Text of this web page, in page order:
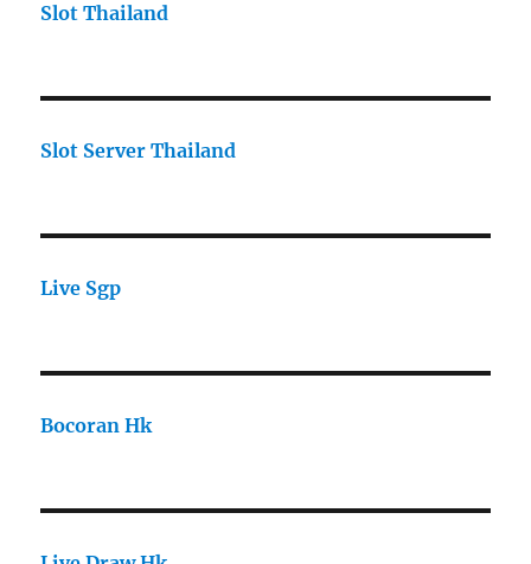
Slot Thailand
Slot Server Thailand
Live Sgp
Bocoran Hk